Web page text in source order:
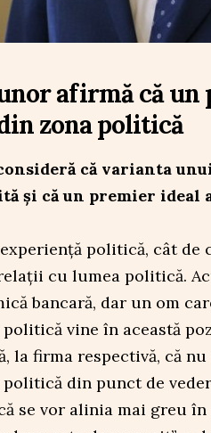
afirmă că
zona politică
că varianta
și că un premier ideal
politică, cât de
cu lumea politică.
bancară, dar un om
vine în această
la firma respectivă, că
din punct de
se vor alinia mai greu